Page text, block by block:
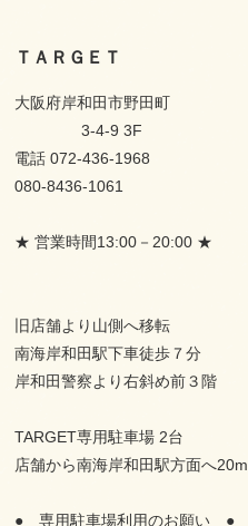
ＴＡＲＧＥＴ
大阪府岸和田市野田町
3-4-9 3F
電話 072-436-1968
080-8436-1061
★ 営業時間13:00－20:00 ★
旧店舗より山側へ移転
南海岸和田駅下車徒歩７分
岸和田警察より右斜め前３階
TARGET専用駐車場 2台
店舗から南海岸和田駅方面へ20m
● 専用駐車場利用のお願い ●